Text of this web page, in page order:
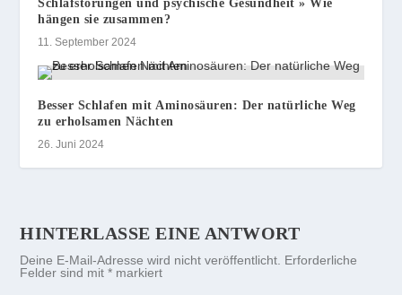
Schlafstörungen und psychische Gesundheit » Wie
hängen sie zusammen?
11. September 2024
Besser Schlafen mit Aminosäuren: Der natürliche Weg
zu erholsamen Nächten
26. Juni 2024
HINTERLASSE EINE ANTWORT
Deine E-Mail-Adresse wird nicht veröffentlicht. Erforderliche
Felder sind mit* markiert